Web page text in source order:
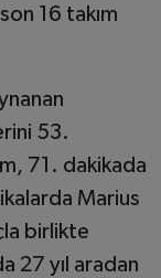
16 takım
53.
71. dakikada
Marius
birlikte
27 yıl aradan